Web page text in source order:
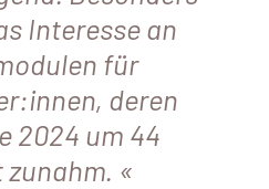
Interesse an
für
deren
2024 um 44
zunahm.